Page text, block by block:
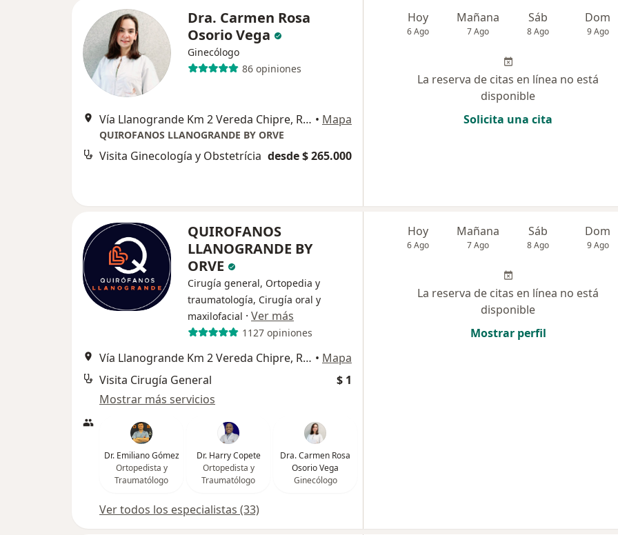
Dra. Carmen Rosa
Osorio Vega
Ginecólogo
86 opiniones
Vía Llanogrande Km 2 Vereda Chipre, Rionegro • Mapa
QUIROFANOS LLANOGRANDE BY ORVE
Visita Ginecología y Obstetrícia desde $ 265.000
Hoy
6 Ago
Mañana
7 Ago
Sáb
8 Ago
Dom
9 Ago
La reserva de citas en línea no está
disponible
Solicita una cita
QUIROFANOS
LLANOGRANDE BY
ORVE
Cirugía general, Ortopedia y
traumatología, Cirugía oral y
maxilofacial · Ver más
1127 opiniones
Vía Llanogrande Km 2 Vereda Chipre, Rionegro • Mapa
Visita Cirugía General
$ 1
Mostrar más servicios
Dr. Emiliano Gómez
Ortopedista y
Traumatólogo
Dr. Harry Copete
Ortopedista y
Traumatólogo
Dra. Carmen Rosa
Osorio Vega
Ginecólogo
Ver todos los especialistas (33)
Hoy
6 Ago
Mañana
7 Ago
Sáb
8 Ago
Dom
9 Ago
La reserva de citas en línea no está
disponible
Mostrar perfil